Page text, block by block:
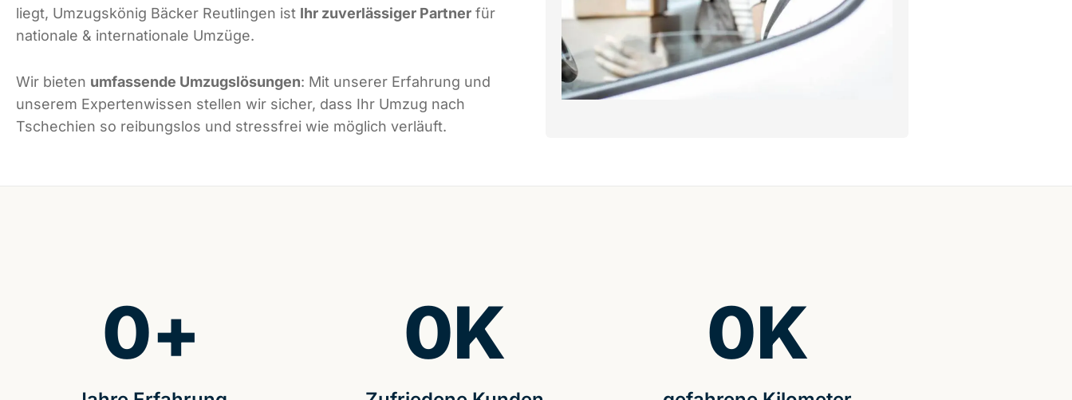
liegt, Umzugskönig Bäcker Reutlingen ist Ihr zuverlässiger Partner für
nationale & internationale Umzüge.
Wir bieten umfassende Umzugslösungen: Mit unserer Erfahrung und
unserem Expertenwissen stellen wir sicher, dass Ihr Umzug nach
Tschechien so reibungslos und stressfrei wie möglich verläuft.
0+ 0K 0K